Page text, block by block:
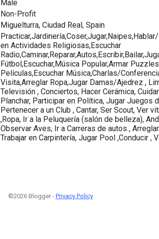
Male
Non-Profit
Miguelturra, Ciudad Real, Spain
en Actividades Religiosas,Escuchar
Fútbol,Escuchar,Música Popular,Armar
Películas,Escuchar Música,Charlas/
Visita,Arreglar Ropa,Jugar Damas/Ajedrez ,
Televisión , Conciertos, Hacer Cerámica,
Planchar, Participar en Política, Jugar Juegos
Pertenecer a un Club , Cantar, Ser Scout, Ver
,Ropa, Ir a la Peluquería (salón de belleza),
Observar Aves, Ir a Carreras de autos ,
Trabajar en Carpintería, Jugar Pool ,Conducir ,
©2026 Blogger - Privacy Policy